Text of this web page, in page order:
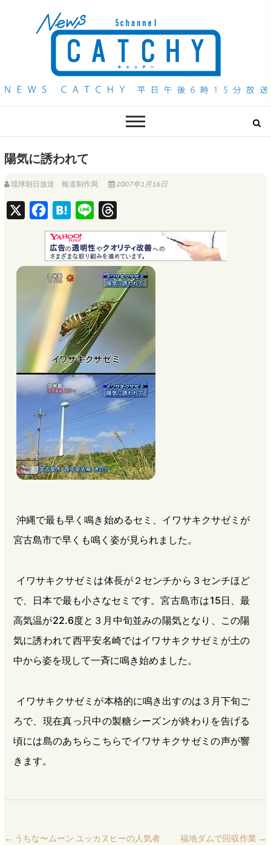
QAB NEWS Headline
陽気に誘われて
琉球朝日放送 報道制作局 2007年1月16日
a
c
e
b
H
a
t
e
n
i
n
e
h
r
e
a
d
沖縄で最も早く鳴き始めるセミ、イワサキクサゼミが
宮古島市で早くも鳴く姿が見られました。
イワサキクサゼミは体長が２センチから３センチほど
で、日本で最も小さなセミです。宮古島市は15日、最
高気温が22.6度と３月中旬並みの陽気となり、この陽
気に誘われて西平安名崎ではイワサキクサゼミが土の
中から姿を現して一斉に鳴き始めました。
イワサキクサゼミが本格的に鳴き出すのは３月下旬ご
ろで、現在真っ只中の製糖シーズンが終わりを告げる
頃には島のあちらこちらでイワサキクサゼミの声が響
きます。
← うちな〜ムーン ユッカヌヒーの人気者 福地ダムで回収作業 →